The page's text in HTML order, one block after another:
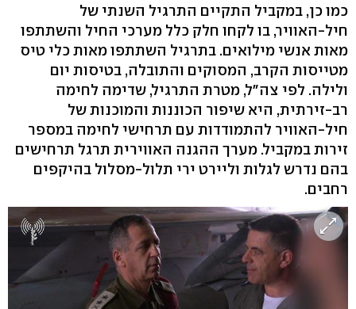
כמו כן, במקביל התקיים התרגיל השנתי של
חיל-האוויר, בו לקחו חלק כלל מערכי החיל והשתתפו
מאות אנשי מילואים. בתרגיל השתתפו מאות כלי טיס
מטייסות הקרב, המסוקים והתובלה, בטיסות יום
ולילה. לפי צה"ל, מטרת התרגיל, שדימה לחימה
רב-זירתית, היא שיפור הכוננות והמוכנות של
חיל-האוויר להתמודדות עם תרחישי לחימה במספר
זירות במקביל. מערך ההגנה האווירית תרגל תרחישים
בהם נדרש לגלות וליירט ירי תלול-מסלול בהיקפים
רחבים.